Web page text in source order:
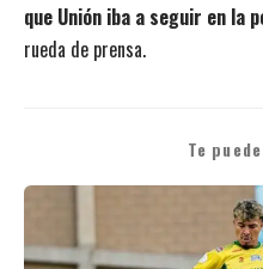
que Unión iba a seguir en la
rueda de prensa.
Te